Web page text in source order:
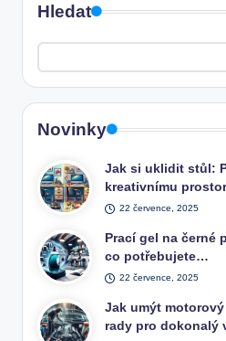
Hledat
Novinky
Jak si uklidit stůl:
kreativnímu
22 července, 2025
Prací gel na černé
co potřebujete…
22 července, 2025
Jak umýt
rady pro dokonalý